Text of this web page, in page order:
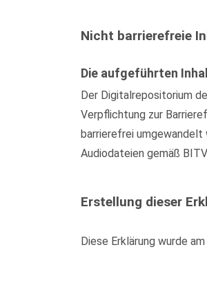
Nicht barrierefreie
Die aufgeführten
Der Digitalrepositorium
Verpflichtung zur
barrierefrei
Audiodateien gemäß
Erstellung dieser
Diese Erklärung wurde